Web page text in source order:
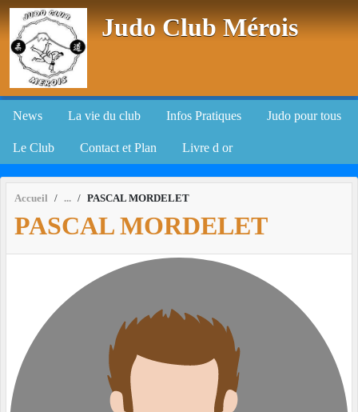
Judo Club Mérois
News La vie du club Infos Pratiques Judo pour tous
Le Club Contact et Plan Livre d or
Accueil PASCAL MORDELET
PASCAL MORDELET
Panneau de gestion des cookies